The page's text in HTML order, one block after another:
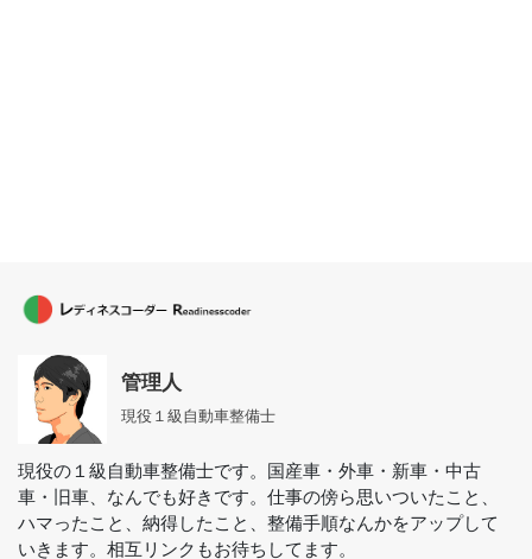
管理人
現役１級自動車整備士
現役の１級自動車整備士です。国産車・外車・新車・中古
車・旧車、なんでも好きです。仕事の傍ら思いついたこと、
ハマったこと、納得したこと、整備手順なんかをアップして
いきます。相互リンクもお待ちしてます。